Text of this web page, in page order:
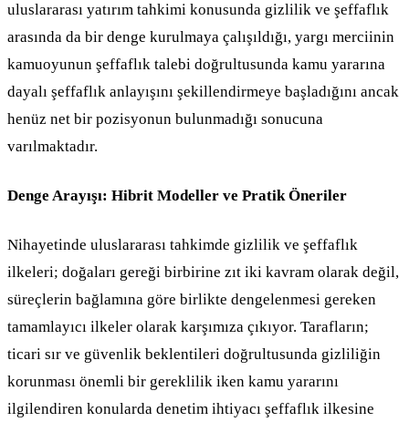
uluslararası yatırım tahkimi konusunda gizlilik ve şeffaflık
arasında da bir denge kurulmaya çalışıldığı, yargı merciinin
kamuoyunun şeffaflık talebi doğrultusunda kamu yararına
dayalı şeffaflık anlayışını şekillendirmeye başladığını ancak
henüz net bir pozisyonun bulunmadığı sonucuna
varılmaktadır.
Denge Arayışı: Hibrit Modeller ve Pratik Öneriler
Nihayetinde uluslararası tahkimde gizlilik ve şeffaflık
ilkeleri; doğaları gereği birbirine zıt iki kavram olarak değil,
süreçlerin bağlamına göre birlikte dengelenmesi gereken
tamamlayıcı ilkeler olarak karşımıza çıkıyor. Tarafların;
ticari sır ve güvenlik beklentileri doğrultusunda gizliliğin
korunması önemli bir gereklilik iken kamu yararını
ilgilendiren konularda denetim ihtiyacı şeffaflık ilkesine